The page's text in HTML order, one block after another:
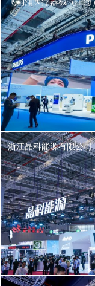
飞利浦医疗器械（上海
浙江晶科能源有限公司